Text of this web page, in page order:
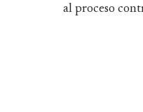
al proceso